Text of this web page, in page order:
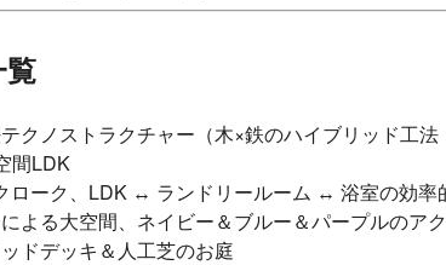
クノストラクチャー（木×鉄のハイブリッド工法
間LDK
ーク、LDK ↔ ランドリールーム ↔ 浴室の効率
よる大空間、ネイビー＆ブルー＆パープルのア
ドデッキ＆人工芝のお庭